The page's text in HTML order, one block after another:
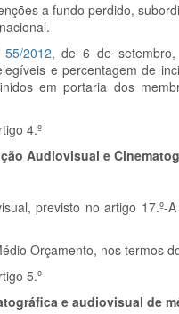
a fundo perdido,
2012, de 6 de setembro,
e percentagem de
em portaria dos
4.º
Audiovisual e
previsto no artigo 17.º-
Orçamento, nos termos
5.º
e audiovisual de